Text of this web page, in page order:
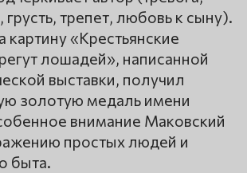
трепет, любовь к сыну).
картину «Крестьянские
лошадей», написанной
выставки, получил
золотую медаль имени
внимание Маковский
простых людей и
быта.